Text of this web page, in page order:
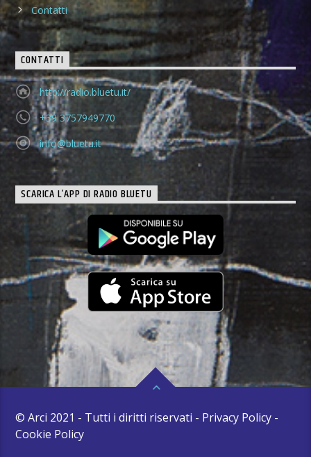
Contatti
CONTATTI
http://radio.bluetu.it/
+39 3757949770
info@bluetu.it
SCARICA L’APP DI RADIO BLUETU
© Arci 2021 - Tutti i diritti riservati - Privacy Policy -
Cookie Policy